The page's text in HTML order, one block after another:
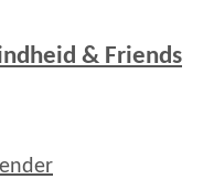
& Friends